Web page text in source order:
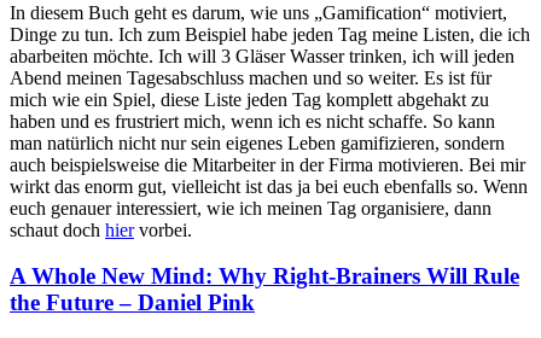
In diesem Buch geht es darum, wie uns „Gamification“ motiviert,
Dinge zu tun. Ich zum Beispiel habe jeden Tag meine Listen, die ich
abarbeiten möchte. Ich will 3 Gläser Wasser trinken, ich will jeden
Abend meinen Tagesabschluss machen und so weiter. Es ist für
mich wie ein Spiel, diese Liste jeden Tag komplett abgehakt zu
haben und es frustriert mich, wenn ich es nicht schaffe. So kann
man natürlich nicht nur sein eigenes Leben gamifizieren, sondern
auch beispielsweise die Mitarbeiter in der Firma motivieren. Bei mir
wirkt das enorm gut, vielleicht ist das ja bei euch ebenfalls so. Wenn
euch genauer interessiert, wie ich meinen Tag organisiere, dann
schaut doch hiervorbei.
A Whole New Mind: Why Right-Brainers Will Rule
the Future – Daniel Pink